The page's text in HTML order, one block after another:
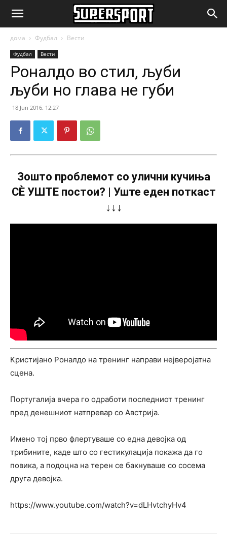
SuperSport.mk
дома Фудбал Вести
Фудбал Вести
Роналдо во стил, љуби
љуби но глава не губи
18 Jun 2016. 12:27
Зошто проблемот со улични кучиња
СÈ УШТЕ постои? | Уште еден поткаст
↓↓↓
Кристијано Роналдо на тренинг направи нејверојатна
сцена.
Португалија вчера го одработи последниот тренинг
пред денешниот натпревар со Австрија.
Имено тој прво флертуваше со една девојка од
трибините, каде што со гестикулација покажа да го
повика, а подоцна на терен се бакнуваше со сосема
друга девојка.
https://www.youtube.com/watch?v=dLHvtchyHv4